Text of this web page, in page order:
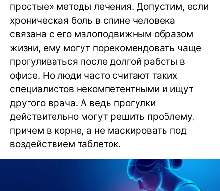
простые» методы лечения. Допустим, если
хроническая боль в спине человека
связана с его малоподвижным образом
жизни, ему могут порекомендовать чаще
прогуливаться после долгой работы в
офисе. Но люди часто считают таких
специалистов некомпетентными и ищут
другого врача. А ведь прогулки
действительно могут решить проблему,
причем в корне, а не маскировать под
воздействием таблеток.